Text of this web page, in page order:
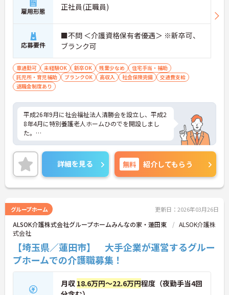
雇用形態 正社員(正職員)
応募要件
■不問 ＜介護資格保有者優遇＞ ※新卒可、
ブランク可
車通勤可 未経験OK 新卒OK 残業少なめ
住宅手当・補助
託児所・育児補助
ブランクOK 高収入 社会保険完備
交通費支給
退職金制度あり
平成26年9月に社会福祉法人清勝会を設立し、平成2
8年4月に特別養護老人ホームひのでを開設しまし
た。
ご利用者様及びご家族の皆様が求めるものを理解し
提供できるよう取り組んでいます。安全かつ安心で
きるよう最適なサービスと生活を提供すべく取り組
んでいます。
境です♪
また、今回の募集は未経験の方でも検討OK◎これか
ら頑張りたい、チャレンジしたい方にもオススメの
求人です。
ご興味ある方には、面接対策ポイントなど、さらに
詳細をお話しいたしますのでお気軽にご相談くださ
詳細を見る 無料 紹介してもらう
グループホーム 更新日：2026年03月26日
ALSOK介護株式会社グループホームみんなの家・蓮田東
ALSOK介護株
式会社
【埼玉県／蓮田市】 大手企業が運営するグルー
プホームでの介護職募集！
月収 18.6万円～22.6万円程度（夜勤手当4回